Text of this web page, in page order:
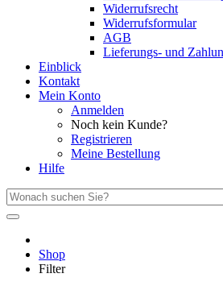
Widerrufsrecht
Widerrufsformular
AGB
Lieferungs- und
Einblick
Kontakt
Mein Konto
Anmelden
Noch kein Kunde?
Registrieren
Meine Bestellung
Hilfe
Shop
Filter